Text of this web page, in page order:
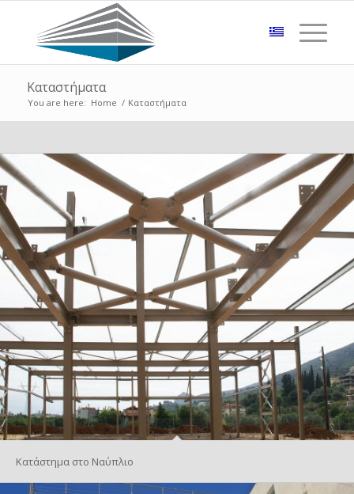
Καταστήματα
You are here: Home / Καταστήματα
Κατάστημα στο Ναύπλιο